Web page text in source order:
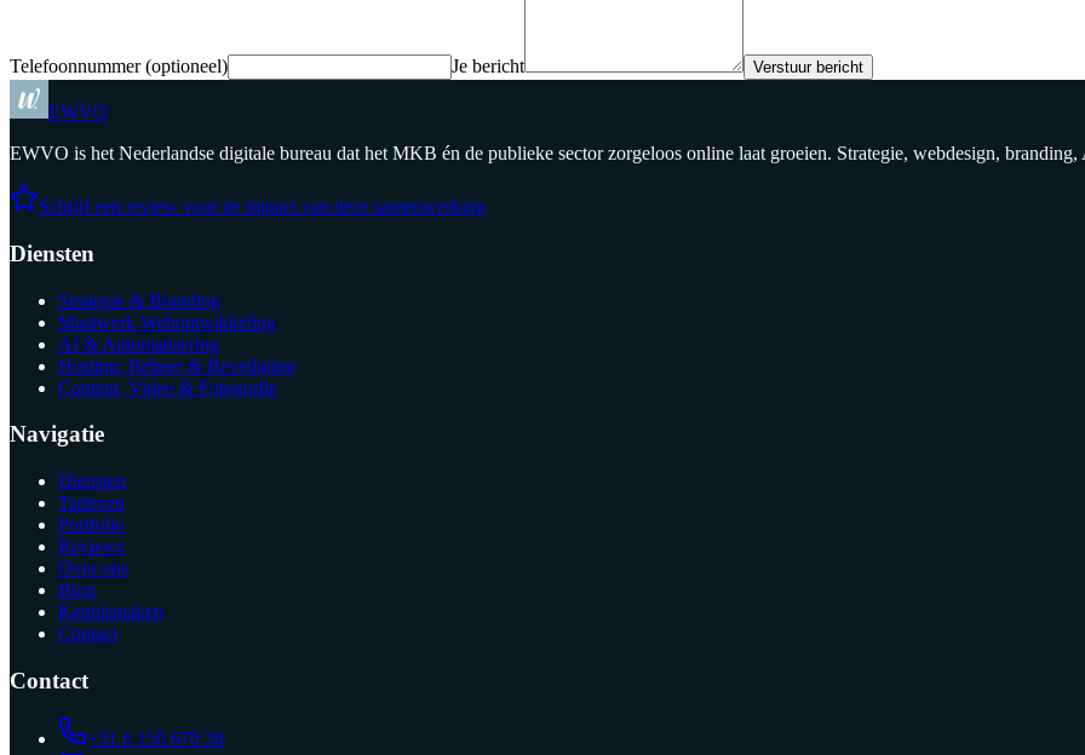
Telefoonnummer (optioneel) Je bericht Verstuur bericht
EWVO
EWVO is het Nederlandse digitale bureau dat het MKB én de publieke sector zorgeloos online laat groeien. Strategie, webdesign,
Schrijf een review voor de impact van deze samenwerking
Diensten
Strategie & Branding
Maatwerk Webontwikkeling
AI & Automatisering
Hosting, Beheer & Beveiliging
Content, Video & Fotografie
Navigatie
Diensten
Tarieven
Portfolio
Reviews
Over ons
Blog
Kennismaken
Contact
Contact
+31 6 150 670 38